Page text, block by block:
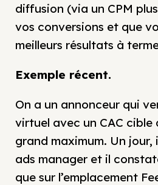
diffusion (via un CPM
vos conversions et que
meilleurs résultats à
Exemple récent.
On a un annonceur qui
virtuel avec un CAC cible
grand maximum. Un jour,
ads manager et il
que sur l’emplacement